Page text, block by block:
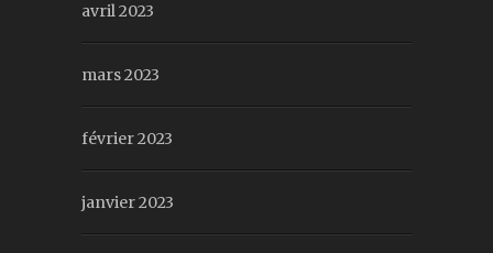
avril 2023
mars 2023
février 2023
janvier 2023